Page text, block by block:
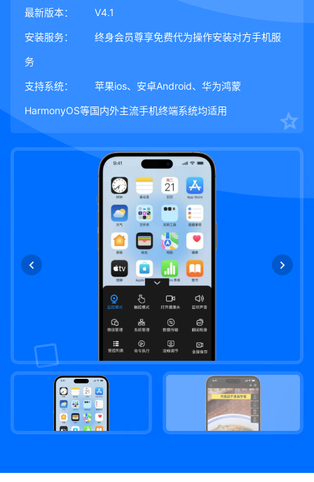
最新版本： V4.1
安装服务： 终身会员尊享免费代为操作安装对方手机服
务
支持系统： 苹果ios、安卓Android、华为鸿蒙
HarmonyOS等国内外主流手机终端系统均适用